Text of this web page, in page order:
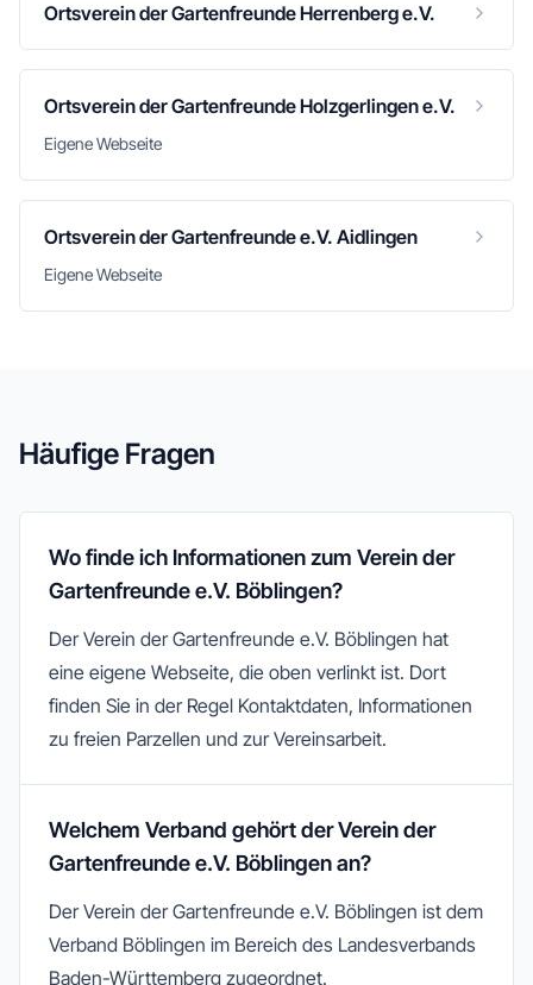
Ortsverein der Gartenfreunde Herrenberg e.V.
Ortsverein der Gartenfreunde Holzgerlingen e.V.
Eigene Webseite
Ortsverein der Gartenfreunde e.V. Aidlingen
Eigene Webseite
Häufige Fragen
Wo finde ich Informationen zum Verein der
Gartenfreunde e.V. Böblingen?
Der Verein der Gartenfreunde e.V. Böblingen hat
eine eigene Webseite, die oben verlinkt ist. Dort
finden Sie in der Regel Kontaktdaten, Informationen
zu freien Parzellen und zur Vereinsarbeit.
Welchem Verband gehört der Verein der
Gartenfreunde e.V. Böblingen an?
Der Verein der Gartenfreunde e.V. Böblingen ist dem
Verband Böblingen im Bereich des Landesverbands
Baden-Württemberg zugeordnet.